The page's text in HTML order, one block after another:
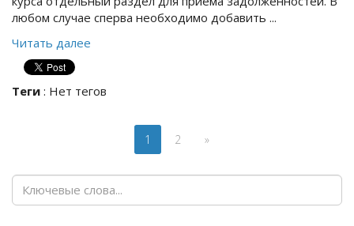
любом случае сперва необходимо добавить ...
Читать далее
Теги : Нет тегов
1 2 »